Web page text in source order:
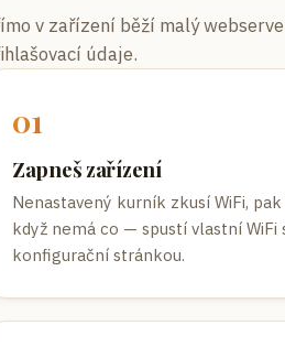
v zařízení běží malý
údaje.
01
Zapneš zařízení
Nenastavený kurník zkusí WiFi, pak
když nemá co — spustí vlastní WiFi
konfigurační stránkou.